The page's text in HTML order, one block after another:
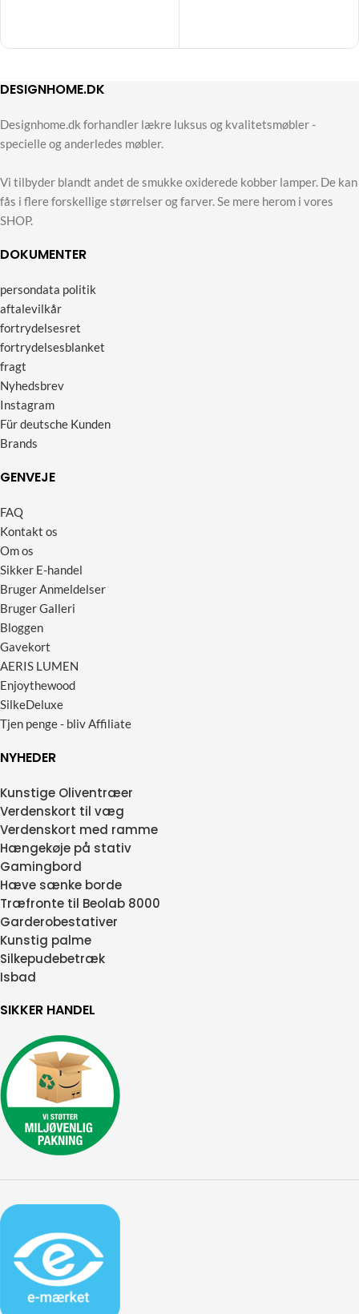
DESIGNHOME.DK
Designhome.dk forhandler lækre luksus og kvalitetsmøbler -
specielle og anderledes møbler.
Vi tilbyder blandt andet de smukke oxiderede kobber lamper. De kan
fås i flere forskellige størrelser og farver. Se mere herom i vores
SHOP.
DOKUMENTER
persondata politik
aftalevilkår
fortrydelsesret
fortrydelsesblanket
fragt
Nyhedsbrev
Instagram
Für deutsche Kunden
Brands
GENVEJE
FAQ
Kontakt os
Om os
Sikker E-handel
Bruger Anmeldelser
Bruger Galleri
Bloggen
Gavekort
AERIS LUMEN
Enjoythewood
SilkeDeluxe
Tjen penge - bliv Affiliate
NYHEDER
Kunstige Oliventræer
Verdenskort til væg
Verdenskort med ramme
Hængekøje på stativ
Gamingbord
Hæve sænke borde
Træfronte til Beolab 8000
Garderobestativer
Kunstig palme
Silkepudebetræk
Isbad
SIKKER HANDEL